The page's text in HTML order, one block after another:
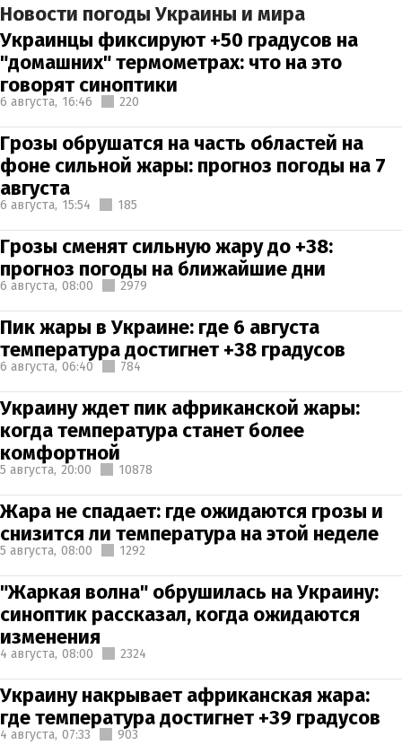
Новости погоды Украины и мира
Украинцы фиксируют +50 градусов на
"домашних" термометрах: что на это
говорят синоптики
6 августа, 16:46 220
Грозы обрушатся на часть областей на
фоне сильной жары: прогноз погоды на 7
августа
6 августа, 15:54 185
Грозы сменят сильную жару до +38:
прогноз погоды на ближайшие дни
6 августа, 08:00 2979
Пик жары в Украине: где 6 августа
температура достигнет +38 градусов
6 августа, 06:40 784
Украину ждет пик африканской жары:
когда температура станет более
комфортной
5 августа, 20:00 10878
Жара не спадает: где ожидаются грозы и
снизится ли температура на этой неделе
5 августа, 08:00 1292
"Жаркая волна" обрушилась на Украину:
синоптик рассказал, когда ожидаются
изменения
4 августа, 08:00 2324
Украину накрывает африканская жара:
где температура достигнет +39 градусов
4 августа, 07:33 903